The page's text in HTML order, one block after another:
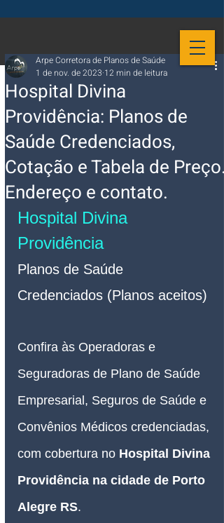
Hospital Divina
Providência: Planos de
Saúde Credenciados,
Cotação e Tabela de Preço.
Endereço e contato.
Arpe Corretora de Planos de Saúde
1 de nov. de 2023 12 min de leitura
Hospital Divina
Providência
Planos de Saúde
Credenciados (Planos aceitos)
Confira às Operadoras e
Seguradoras de Plano de Saúde
Empresarial, Seguros de Saúde e
Convênios Médicos credenciadas,
com cobertura no Hospital Divina
Providência na cidade de Porto
Alegre RS.